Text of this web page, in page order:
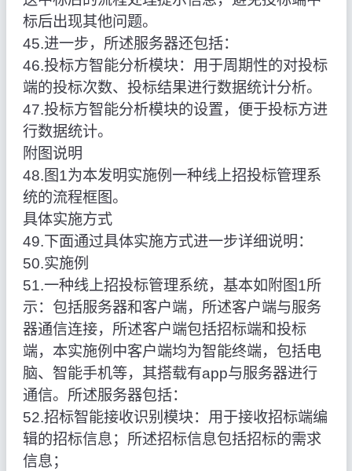
标后出现其他问题。
45.进一步，所述服务器还包括：
46.投标方智能分析模块：用于周期性的对投标
端的投标次数、投标结果进行数据统计分析。
47.投标方智能分析模块的设置，便于投标方进
行数据统计。
附图说明
48.图1为本发明实施例一种线上招投标管理系
统的流程框图。
具体实施方式
49.下面通过具体实施方式进一步详细说明：
50.实施例
51.一种线上招投标管理系统，基本如附图1所
示：包括服务器和客户端，所述客户端与服务
器通信连接，所述客户端包括招标端和投标
端，本实施例中客户端均为智能终端，包括电
脑、智能手机等，其搭载有app与服务器进行
通信。所述服务器包括：
52.招标智能接收识别模块：用于接收招标端编
辑的招标信息；所述招标信息包括招标的需求
信息；